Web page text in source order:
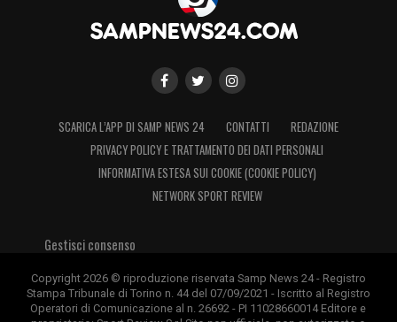
SCARICA L’APP DI SAMP NEWS 24 CONTATTI
REDAZIONE
PRIVACY POLICY E TRATTAMENTO DEI DATI PERSONALI
INFORMATIVA ESTESA SUI COOKIE (COOKIE POLICY)
NETWORK SPORT REVIEW
Gestisci consenso
Copyright 2026 © riproduzione riservata Samp News 24 - Registro
Stampa Tribunale di Torino n. 44 del 07/09/2021 - Iscritto al Registro
Operatori di Comunicazione al n. 26692 - PI 11028660014 Editore e